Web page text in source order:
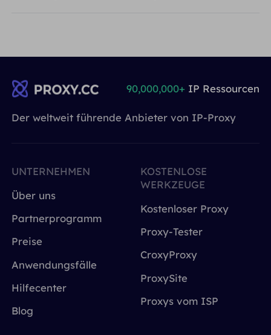
Der weltweit führende Anbieter von IP-Proxy
90,000,000+ IP Ressourcen
UNTERNEHMEN
Über uns
Partnerprogramm
Preise
Anwendungsfälle
Hilfecenter
Blog
KOSTENLOSE
WERKZEUGE
Kostenloser Proxy
Proxy-Tester
CroxyProxy
ProxySite
Proxys vom ISP